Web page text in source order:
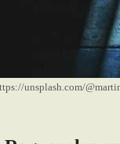
unsplash.com/